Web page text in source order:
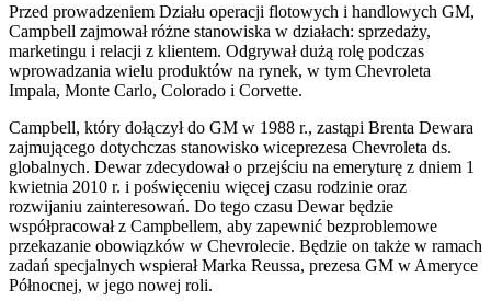
Przed prowadzeniem Działu operacji flotowych i handlowych GM,
Campbell zajmował różne stanowiska w działach: sprzedaży,
marketingu i relacji z klientem. Odgrywał dużą rolę podczas
wprowadzania wielu produktów na rynek, w tym Chevroleta
Impala, Monte Carlo, Colorado i Corvette.
Campbell, który dołączył do GM w 1988 r., zastąpi Brenta Dewara
zajmującego dotychczas stanowisko wiceprezesa Chevroleta ds.
globalnych. Dewar zdecydował o przejściu na emeryturę z dniem 1
kwietnia 2010 r. i poświęceniu więcej czasu rodzinie oraz
rozwijaniu zainteresowań. Do tego czasu Dewar będzie
współpracował z Campbellem, aby zapewnić bezproblemowe
przekazanie obowiązków w Chevrolecie. Będzie on także w ramach
zadań specjalnych wspierał Marka Reussa, prezesa GM w Ameryce
Północnej, w jego nowej roli.